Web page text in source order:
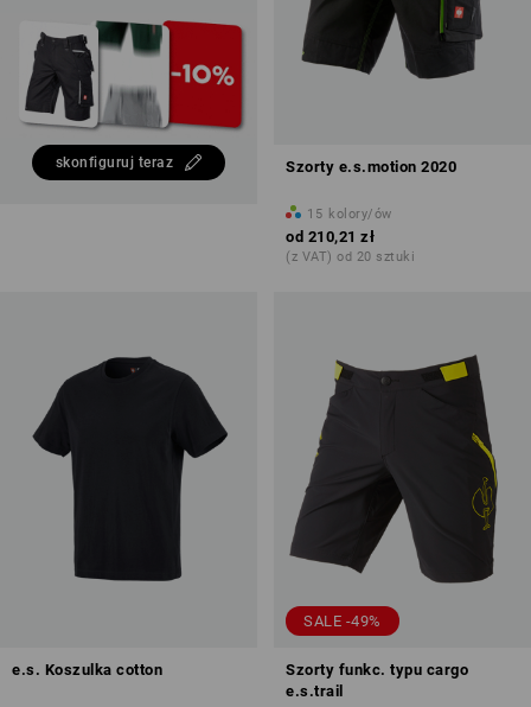
skonfiguruj teraz Szorty e.s.motion 2020
15 kolory/ów
od 210,21 zł
(z VAT) od 20 sztuki
e.s. Koszulka cotton
SALE -49%
Szorty funkc. typu cargo
e.s.trail